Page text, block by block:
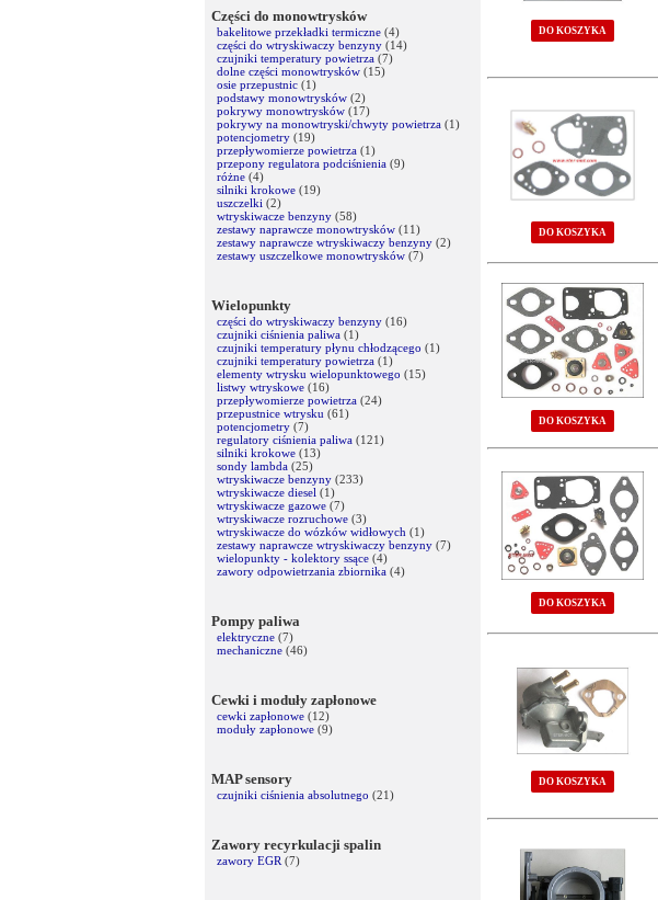
Części do monowtrysków
bakelitowe przekładki termiczne (4)
części do wtryskiwaczy benzyny (14)
czujniki temperatury powietrza (7)
dolne części monowtrysków (15)
osie przepustnic (1)
podstawy monowtrysków (2)
pokrywy monowtrysków (17)
pokrywy na monowtryski/chwyty powietrza (1)
potencjometry (19)
przepływomierze powietrza (1)
przepony regulatora podciśnienia (9)
różne (4)
silniki krokowe (19)
uszczelki (2)
wtryskiwacze benzyny (58)
zestawy naprawcze monowtrysków (11)
zestawy naprawcze wtryskiwaczy benzyny (2)
zestawy uszczelkowe monowtrysków (7)
Wielopunkty
części do wtryskiwaczy benzyny (16)
czujniki ciśnienia paliwa (1)
czujniki temperatury płynu chłodzącego (1)
czujniki temperatury powietrza (1)
elementy wtrysku wielopunktowego (15)
listwy wtryskowe (16)
przepływomierze powietrza (24)
przepustnice wtrysku (61)
potencjometry (7)
regulatory ciśnienia paliwa (121)
silniki krokowe (13)
sondy lambda (25)
wtryskiwacze benzyny (233)
wtryskiwacze diesel (1)
wtryskiwacze gazowe (7)
wtryskiwacze rozruchowe (3)
wtryskiwacze do wózków widłowych (1)
zestawy naprawcze wtryskiwaczy benzyny (7)
wielopunkty - kolektory ssące (4)
zawory odpowietrzania zbiornika (4)
Pompy paliwa
elektryczne (7)
mechaniczne (46)
Cewki i moduły zapłonowe
cewki zapłonowe (12)
moduły zapłonowe (9)
MAP sensory
czujniki ciśnienia absolutnego (21)
Zawory recyrkulacji spalin
zawory EGR (7)
DO KOSZYKA
DO KOSZYKA
DO KOSZYKA
DO KOSZYKA
DO KOSZYKA